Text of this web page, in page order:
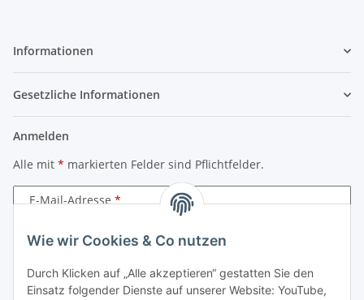
Wie wir Cookies & Co nutzen
Durch Klicken auf „Alle akzeptieren“ gestatten Sie den
Einsatz folgender Dienste auf unserer Website: YouTube,
Informationen
Gesetzliche Informationen
Anmelden
Alle mit * markierten Felder sind Pflichtfelder.
E-Mail-Adresse
Passwort
Anmelden